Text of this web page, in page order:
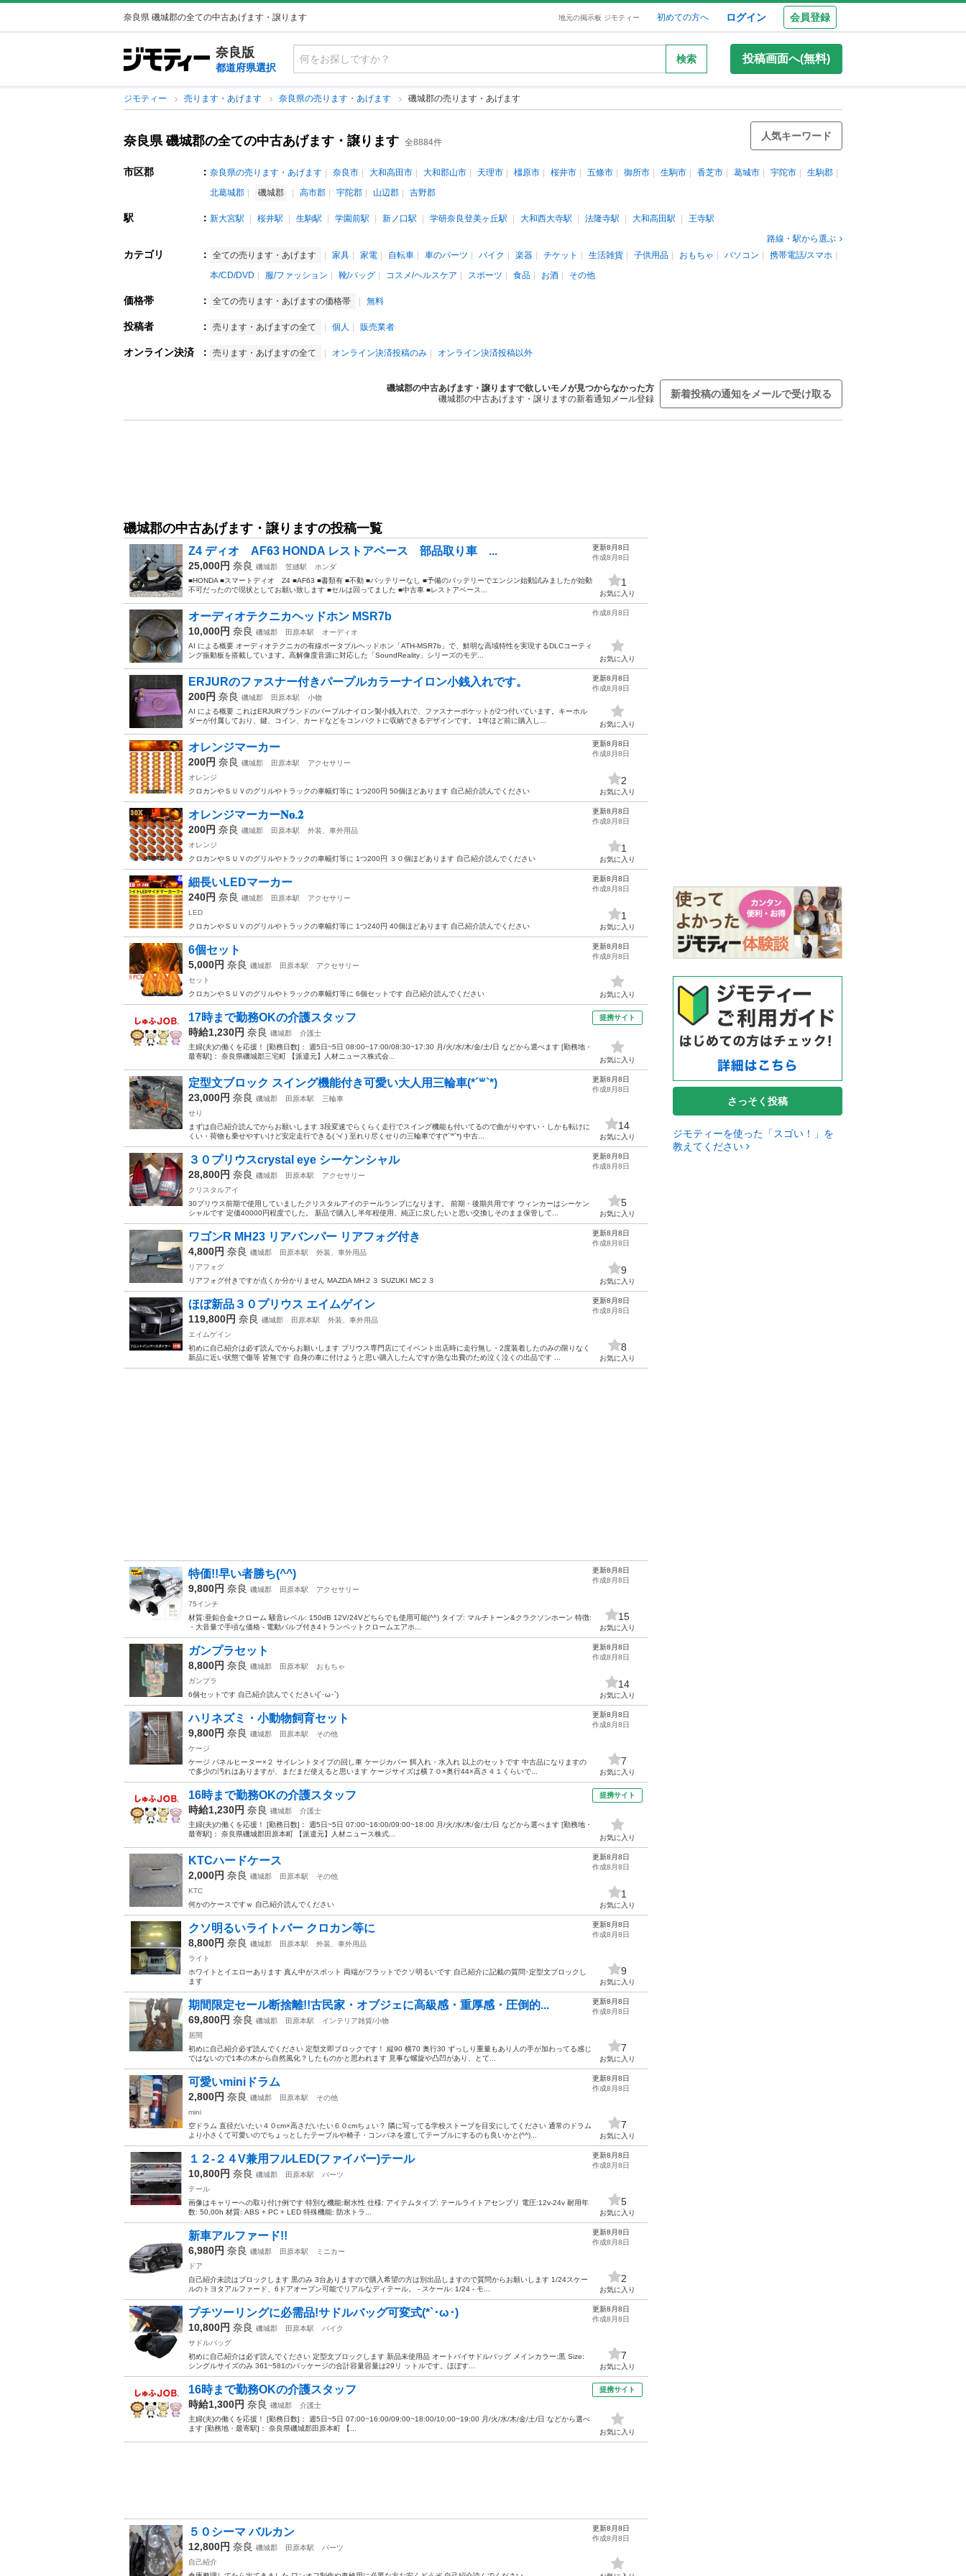
奈良県 磯城郡の全ての中古あげます・譲ります 地元の掲示板 ジモティー 初めての方へ ログイン 会員登録
奈良版
都道府県選択
検索 投稿画面へ(無料)
ジモティー 売ります・あげます 奈良県の売ります・あげます 磯城郡の売ります・あげます
奈良県 磯城郡の全ての中古あげます・譲ります 全8884件
人気キーワード
市区郡 ： 奈良県の売ります・あげます 奈良市 大和高田市 大和郡山市 天理市 橿原市 桜井市 五條市 御所市 生駒市 香芝市 葛城市 宇陀市
生駒郡
北葛城郡
磯城郡 高市郡 宇陀郡 山辺郡 吉野郡
駅 ： 新大宮駅 桜井駅 生駒駅 学園前駅 新ノ口駅 学研奈良登美ヶ丘駅 大和西大寺駅 法隆寺駅 大和高田駅
王寺駅
路線・駅から選ぶ
カテゴリ ： 全ての売ります・あげます 家具 家電 自転車 車のパーツ バイク 楽器 チケット 生活雑貨 子供用品 おもちゃ パソコン
携帯電話/スマホ
本/CD/DVD
服/ファッション 靴/バッグ コスメ/ヘルスケア スポーツ 食品 お酒 その他
価格帯 ： 全ての売ります・あげますの価格帯 無料
投稿者 ： 売ります・あげますの全て 個人 販売業者
オンライン決済 ： 売ります・あげますの全て オンライン決済投稿のみ オンライン決済投稿以外
磯城郡の中古あげます・譲りますで欲しいモノが見つからなかった方
磯城郡の中古あげます・譲りますの新着通知メール登録
新着投稿の通知をメールで受け取る
磯城郡の中古あげます・譲りますの投稿一覧
Z4 ディオ AF63 HONDA レストアベース 部品取り車 ...
25,000円 奈良 磯城郡 笠縫駅
ホンダ
■HONDA ■スマートディオ Z4 ■AF63 ■書類有 ■不動 ■バッテリーなし ■予備のバッテリーでエンジン始動試みましたが始動
不可だったので現状としてお願い致します ■セルは回ってました ■中古車 ■レストアベース...
更新8月8日
作成8月8日
1
お気に入り
オーディオテクニカヘッドホン MSR7b
10,000円 奈良 磯城郡 田原本駅
オーディオ
AI による概要 オーディオテクニカの有線ポータブルヘッドホン「ATH-MSR7b」で、鮮明な高域特性を実現するDLCコーティ
ング振動板を搭載しています。高解像度音源に対応した「SoundReality」シリーズのモデ...
作成8月8日
お気に入り
ERJURのファスナー付きパープルカラーナイロン小銭入れです。
200円 奈良 磯城郡 田原本駅
小物
AI による概要 これはERJURブランドのパープルナイロン製小銭入れで、ファスナーポケットが2つ付いています。キーホル
ダーが付属しており、鍵、コイン、カードなどをコンパクトに収納できるデザインです。 1年ほど前に購入し...
更新8月8日
作成8月8日
お気に入り
オレンジマーカー
200円 奈良 磯城郡 田原本駅
アクセサリー
オレンジ
クロカンやＳＵＶのグリルやトラックの車幅灯等に 1つ200円 50個ほどあります 自己紹介読んでください
更新8月8日
作成8月8日
2
お気に入り
オレンジマーカー𝐍𝐨.𝟐
200円 奈良 磯城郡 田原本駅
外装、車外用品
オレンジ
クロカンやＳＵＶのグリルやトラックの車幅灯等に 1つ200円 ３０個ほどあります 自己紹介読んでください
更新8月8日
作成8月8日
1
お気に入り
細長いLEDマーカー
240円 奈良 磯城郡 田原本駅
アクセサリー
LED
クロカンやＳＵＶのグリルやトラックの車幅灯等に 1つ240円 40個ほどあります 自己紹介読んでください
更新8月8日
作成8月8日
1
お気に入り
6個セット
5,000円 奈良 磯城郡 田原本駅
アクセサリー
セット
クロカンやＳＵＶのグリルやトラックの車幅灯等に 6個セットです 自己紹介読んでください
更新8月8日
作成8月8日
お気に入り
17時まで勤務OKの介護スタッフ
時給1,230円 奈良 磯城郡
介護士
主婦(夫)の働くを応援！ [勤務日数]： 週5日~5日 08:00~17:00/08:30~17:30 月/火/水/木/金/土/日 などから選べます [勤務地・
最寄駅]： 奈良県磯城郡三宅町 【派遣元】人材ニュース株式会...
提携サイト
お気に入り
定型文ブロック スイング機能付き可愛い大人用三輪車(*´꒳`*)
23,000円 奈良 磯城郡 田原本駅
三輪車
せり
まずは自己紹介読んでからお願いします 3段変速でらくらく走行でスイング機能も付いてるので曲がりやすい・しかも転けに
くい・荷物も乗せやすいけど安定走行できる( 'ч' ) 至れり尽くせりの三輪車です(*´꒳`*) 中古...
更新8月8日
作成8月8日
14
お気に入り
３０プリウスcrystal eye シーケンシャル
28,800円 奈良 磯城郡 田原本駅
アクセサリー
クリスタルアイ
30プリウス前期で使用していましたクリスタルアイのテールランプになります。 前期・後期共用です ウィンカーはシーケン
シャルです 定価40000円程度でした。 新品で購入し半年程使用、純正に戻したいと思い交換しそのまま保管して...
更新8月8日
作成8月8日
5
お気に入り
ワゴンR MH23 リアバンパー リアフォグ付き
4,800円 奈良 磯城郡 田原本駅
外装、車外用品
リアフォグ
リアフォグ付きですが点くか分かりません MAZDA MH２３ SUZUKI MC２３
更新8月8日
作成8月8日
9
お気に入り
ほぼ新品３０プリウス エイムゲイン
119,800円 奈良 磯城郡 田原本駅
外装、車外用品
エイムゲイン
初めに自己紹介は必ず読んでからお願いします プリウス専門店にてイベント出店時に走行無し・2度装着したのみの限りなく
新品に近い状態で傷等 皆無です 自身の車に付けようと思い購入したんですが急な出費のため泣く泣くの出品です ...
更新8月8日
作成8月8日
8
お気に入り
特価!!早い者勝ち(^^)
9,800円 奈良 磯城郡 田原本駅
アクセサリー
75インチ
材質:亜鉛合金+クローム 騒音レベル: 150dB 12V/24Vどちらでも使用可能(^^) タイプ: マルチトーン&クラクソンホーン 特徴:
・大音量で手頃な価格 - 電動バルブ付き4トランペットクロームエアホ...
更新8月8日
作成8月8日
15
お気に入り
ガンプラセット
8,800円 奈良 磯城郡 田原本駅
おもちゃ
ガンプラ
6個セットです 自己紹介読んでください(´･ω･`)
更新8月8日
作成8月8日
14
お気に入り
ハリネズミ・小動物飼育セット
9,800円 奈良 磯城郡 田原本駅
その他
ケージ
ケージ パネルヒーター×２ サイレントタイプの回し車 ケージカバー 餌入れ・水入れ 以上のセットです 中古品になりますの
で多少の汚れはありますが、まだまだ使えると思います ケージサイズは横７０×奥行44×高さ４１くらいで...
更新8月8日
作成8月8日
7
お気に入り
16時まで勤務OKの介護スタッフ
時給1,230円 奈良 磯城郡
介護士
主婦(夫)の働くを応援！ [勤務日数]： 週5日~5日 07:00~16:00/09:00~18:00 月/火/水/木/金/土/日 などから選べます [勤務地・
最寄駅]： 奈良県磯城郡田原本町 【派遣元】人材ニュース株式...
提携サイト
お気に入り
KTCハードケース
2,000円 奈良 磯城郡 田原本駅
その他
KTC
何かのケースですｗ 自己紹介読んでください
更新8月8日
作成8月8日
1
お気に入り
クソ明るいライトバー クロカン等に
8,800円 奈良 磯城郡 田原本駅
外装、車外用品
ライト
ホワイトとイエローあります 真ん中がスポット 両端がフラットでクソ明るいです 自己紹介に記載の質問･定型文ブロックし
ます
更新8月8日
作成8月8日
9
お気に入り
期間限定セール断捨離!!古民家・オブジェに高級感・重厚感・圧倒的...
69,800円 奈良 磯城郡 田原本駅
インテリア雑貨/小物
居間
初めに自己紹介必ず読んでください 定型文即ブロックです！ 縦90 横70 奥行30 ずっしり重量もあり人の手が加わってる感じ
ではないので1本の木から自然風化？したものかと思われます 見事な螺旋や凸凹があり、とて...
更新8月8日
作成8月8日
7
お気に入り
可愛いminiドラム
2,800円 奈良 磯城郡 田原本駅
その他
mini
空ドラム 直径だいたい４０cm×高さだいたい６０cmちょい？ 隣に写ってる学校ストーブを目安にしてください 通常のドラム
より小さくて可愛いのでちょっとしたテーブルや椅子・コンパネを渡してテーブルにするのも良いかと(^^)...
更新8月8日
作成8月8日
7
お気に入り
１２-２４V兼用フルLED(ファイバー)テール
10,800円 奈良 磯城郡 田原本駅
パーツ
テール
画像はキャリーへの取り付け例です 特別な機能:耐水性 仕様: アイテムタイプ: テールライトアセンブリ 電圧:12v-24v 耐用年
数: 50,00h 材質: ABS + PC + LED 特殊機能: 防水トラ...
更新8月8日
作成8月8日
5
お気に入り
新車アルファード!!
6,980円 奈良 磯城郡 田原本駅
ミニカー
ドア
自己紹介未読はブロックします 黒のみ 3台ありますので購入希望の方は別出品しますので質問からお願いします 1/24スケー
ルのトヨタアルファード、6ドアオープン可能でリアルなディテール。 - スケール: 1/24 - モ...
更新8月8日
作成8月8日
2
お気に入り
プチツーリングに必需品!サドルバッグ可変式(*`･ω･)ゞ
10,800円 奈良 磯城郡 田原本駅
バイク
サドルバッグ
初めに自己紹介は必ず読んでください 定型文ブロックします 新品未使用品 オートバイサドルバッグ メインカラー:黒 Size:
シングルサイズのみ 361~581のパッケージの合計容量容量は29リ ットルです。ほぼす...
更新8月8日
作成8月8日
7
お気に入り
16時まで勤務OKの介護スタッフ
時給1,300円 奈良 磯城郡
介護士
主婦(夫)の働くを応援！ [勤務日数]： 週5日~5日 07:00~16:00/09:00~18:00/10:00~19:00 月/火/水/木/金/土/日 などから選べ
ます [勤務地・最寄駅]： 奈良県磯城郡田原本町 【...
提携サイト
お気に入り
５０シーマ バルカン
12,800円 奈良 磯城郡 田原本駅
パーツ
自己紹介
更新8月8日
作成8月8日
さっそく投稿
ジモティーを使った「スゴい！」を
教えてください